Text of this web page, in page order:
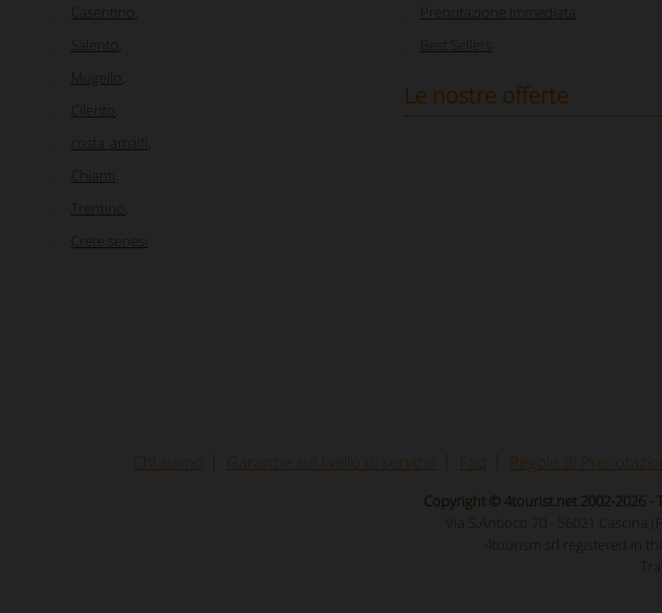
Casentino
Salento
Mugello
Cilento
costa_amalfi
Chianti
Trentino
Crete senesi
Prenotazione immediata
Best Sellers
Le nostre offerte
Chi siamo Garanzie sul livello di servizio Faq Regole di
Copyright © 4tourist.net 2002-2026 -
Via S.Antioco 70 - 56021 Cascina
4tourism srl registered in